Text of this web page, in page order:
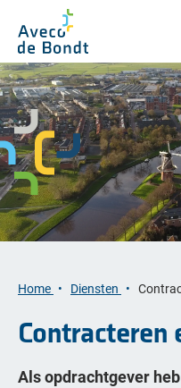
Home Diensten
Contracteren
Als opdrachtgever